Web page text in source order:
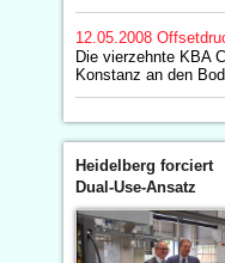
12.05.2008
Die vierzehnte KBA
Konstanz an den
Heidelberg forciert
Dual-Use-Ansatz